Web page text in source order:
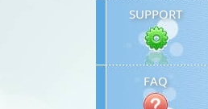
SUPPORT
FAQ